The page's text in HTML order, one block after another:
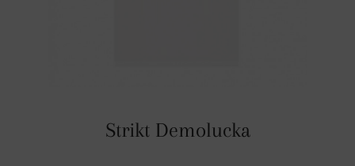
Strikt Demolucka